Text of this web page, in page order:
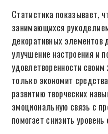
Статистика показывает,
занимающихся
декоративных
улучшение настроения и
удовлетворенности
только экономит
развитию творческих
эмоциональную связь с
помогает снизить уровень